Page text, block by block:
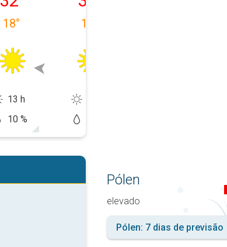
18°
13 h
10 %
16
Pólen
elevado
Pólen: 7 dias de previsão